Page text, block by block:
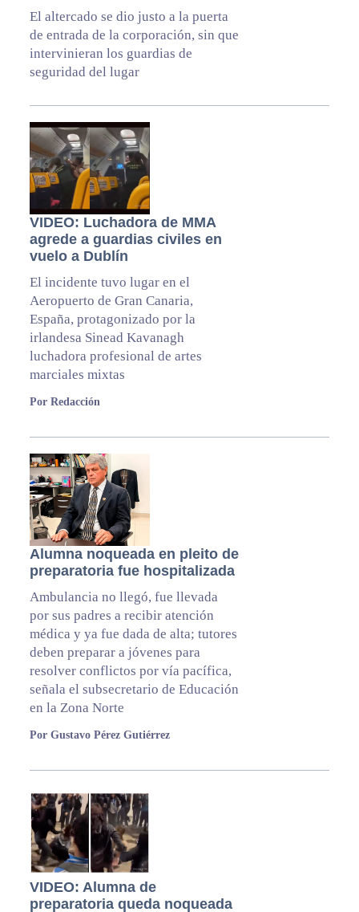
El altercado se dio justo a la puerta
de entrada de la corporación, sin que
intervinieran los guardias de
seguridad del lugar
VIDEO: Luchadora de MMA
agrede a guardias civiles en
vuelo a Dublín
El incidente tuvo lugar en el
Aeropuerto de Gran Canaria,
España, protagonizado por la
irlandesa Sinead Kavanagh
luchadora profesional de artes
marciales mixtas
Por Redacción
Alumna noqueada en pleito de
preparatoria fue hospitalizada
Ambulancia no llegó, fue llevada
por sus padres a recibir atención
médica y ya fue dada de alta; tutores
deben preparar a jóvenes para
resolver conflictos por vía pacífica,
señala el subsecretario de Educación
en la Zona Norte
Por Gustavo Pérez Gutiérrez
VIDEO: Alumna de
preparatoria queda noqueada